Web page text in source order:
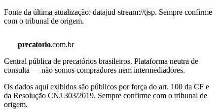
Fonte da última atualização: datajud-stream://tjsp. Sempre confirme
com o tribunal de origem.
precatorio.com.br
Central pública de precatórios brasileiros. Plataforma neutra de
consulta — não somos compradores nem intermediadores.
Os dados aqui exibidos são públicos por força do art. 100 da CF e
da Resolução CNJ 303/2019. Sempre confirme com o tribunal de
origem.